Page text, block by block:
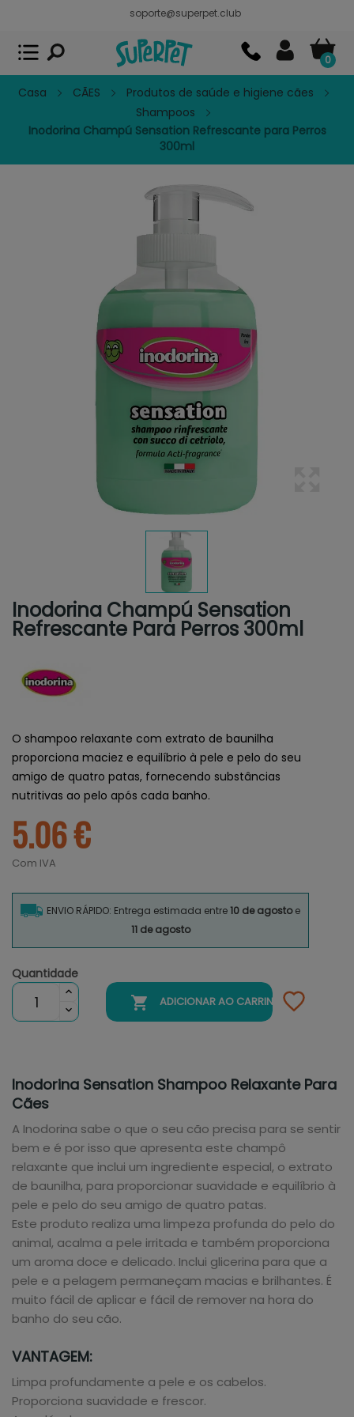
soporte@superpet.club
0
Casa CÃES
Produtos de saúde e higiene cães
Shampoos
Inodorina Champú Sensation Refrescante para Perros
300ml
Inodorina Champú Sensation
Refrescante Para Perros 300ml
O shampoo relaxante com extrato de baunilha
proporciona maciez e equilíbrio à pele e pelo do seu
amigo de quatro patas, fornecendo substâncias
nutritivas ao pelo após cada banho.
5.06 €
Com IVA
ENVIO RÁPIDO: Entrega estimada entre10 de agostoe
11 de agosto
Quantidade
 ADICIONAR AO CARRINHO
Inodorina Sensation Shampoo Relaxante Para
Cães
A Inodorina sabe o que o seu cão precisa para se sentir
bem e é por isso que apresenta este champô
relaxante que inclui um ingrediente especial, o extrato
de baunilha, para proporcionar suavidade e equilíbrio à
pele e pelo do seu amigo de quatro patas.
Este produto realiza uma limpeza profunda do pelo do
animal, acalma a pele irritada e também proporciona
um aroma doce e delicado. Inclui glicerina para que a
pele e a pelagem permaneçam macias e brilhantes. É
muito fácil de aplicar e fácil de remover na hora do
banho do seu cão.
VANTAGEM:
Limpa profundamente a pele e os cabelos.
Proporciona suavidade e frescor.
Superpet, comida para mascotas
APP GRATIS - En Google Play